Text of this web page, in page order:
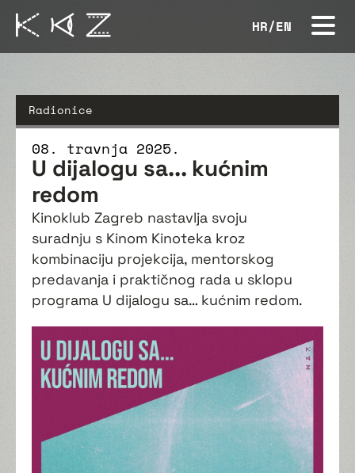
HR/EN
Radionice
08. travnja 2025.
U dijalogu sa... kućnim
redom
Kinoklub Zagreb nastavlja svoju
suradnju s Kinom Kinoteka kroz
kombinaciju projekcija, mentorskog
predavanja i praktičnog rada u sklopu
programa U dijalogu sa… kućnim redom.